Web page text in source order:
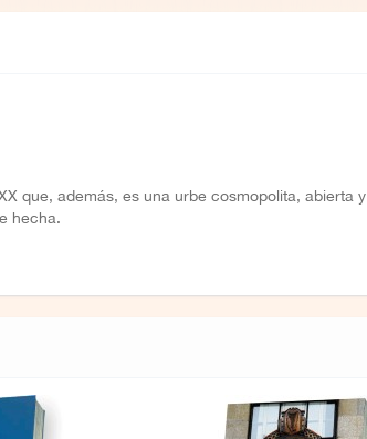
que, además, es una urbe cosmopolita, abierta y
hecha.